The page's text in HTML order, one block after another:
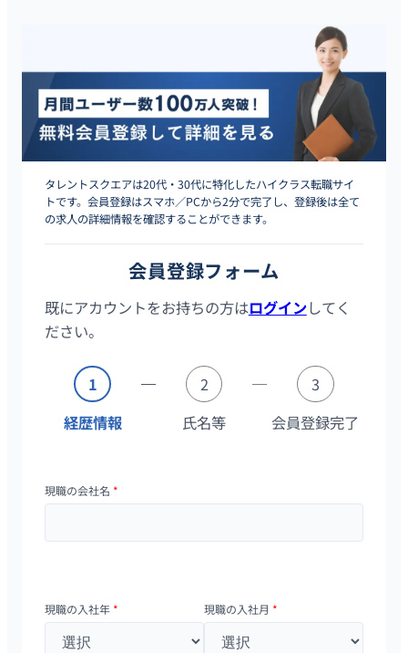
タレントスクエアは20代・30代に特化したハイクラス転職サイ
トです。会員登録はスマホ／PCから2分で完了し、登録後は全て
の求人の詳細情報を確認することができます。
会員登録フォーム
既にアカウントをお持ちの方はログインしてく
ださい。
1
経歴情報
2
氏名等
3
会員登録完了
現職の会社名 *
現職の入社年 * 現職の入社月 *